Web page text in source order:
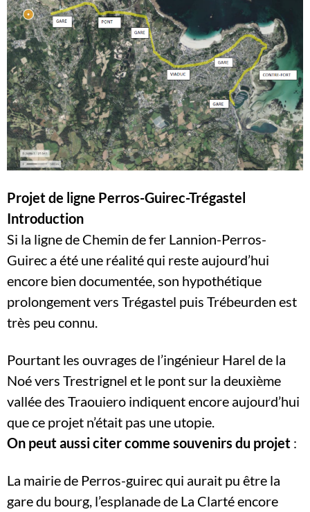
Projet de ligne Perros-Guirec-Trégastel
Introduction
Si la ligne de Chemin de fer Lannion-Perros-
Guirec a été une réalité qui reste aujourd’hui
encore bien documentée, son hypothétique
prolongement vers Trégastel puis Trébeurden est
très peu connu.
Pourtant les ouvrages de l’ingénieur Harel de la
Noé vers Trestrignel et le pont sur la deuxième
vallée des Traouiero indiquent encore aujourd’hui
que ce projet n’était pas une utopie.
On peut aussi citer comme souvenirs du projet :
La mairie de Perros-guirec qui aurait pu être la
gare du bourg, l’esplanade de La Clarté encore